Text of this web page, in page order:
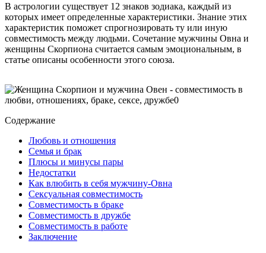
В астрологии существует 12 знаков зодиака, каждый из
которых имеет определенные характеристики. Знание этих
характеристик поможет спрогнозировать ту или иную
совместимость между людьми. Сочетание мужчины Овна и
женщины Скорпиона считается самым эмоциональным, в
статье описаны особенности этого союза.
Содержание
Любовь и отношения
Семья и брак
Плюсы и минусы пары
Недостатки
Как влюбить в себя мужчину-Овна
Сексуальная совместимость
Совместимость в браке
Совместимость в дружбе
Совместимость в работе
Заключение